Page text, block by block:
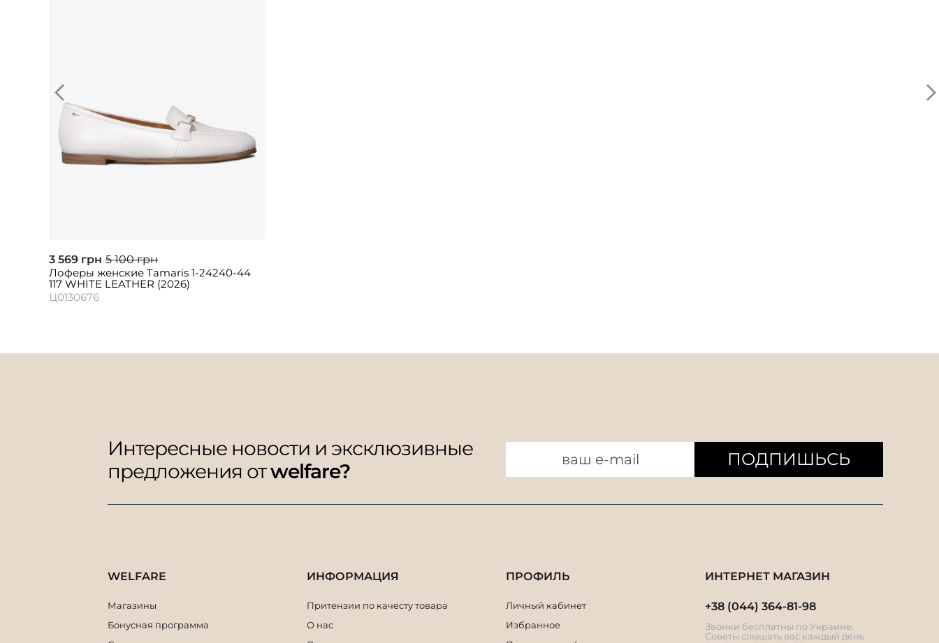
3 569 грн 5 100 грн
Лоферы женские Tamaris 1-24240-44
117 WHITE LEATHER (2026)
Ц0130676
Интересные новости и эксклюзивные
предложения отwelfare?
ПОДПИШЬСЬ
WELFARE
Магазины
Бонусная программа
ИНФОРМАЦИЯ
Притензии по качесту товара
О нас
ПРОФИЛЬ
Личный кабинет
Избранное
ИНТЕРНЕТ МАГАЗИН
+38 (044) 364-81-98
Звонки бесплатны по Украине.
Советы слышать вас каждый день